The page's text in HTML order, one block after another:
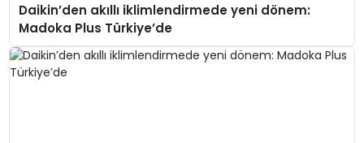
Daikin’den akıllı iklimlendirmede yeni dönem:
Madoka Plus Türkiye’de